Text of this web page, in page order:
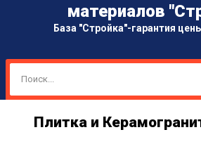
материалов
База "Стройка"-гарантия
Плитка и